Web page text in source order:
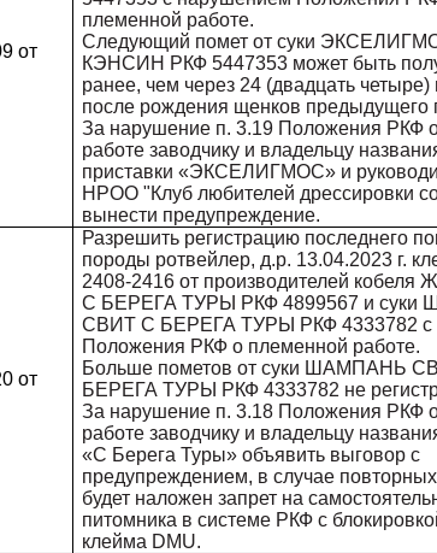
от
племенной работе.
Следующий помет от суки
КЭНСИН РКФ 5447353 может быть
ранее, чем через 24 (двадцать четыре)
после рождения щенков предыдущего
За нарушение п. 3.19 Положения РКФ
работе заводчику и владельцу
приставки «ЭКСЕЛИГМОС» и
НРОО "Клуб любителей дрессировки
вынести предупреждение.
от
Разрешить регистрацию последнего
породы ротвейлер, д.р. 13.04.2023 г.
2408-2416 от производителей
С БЕРЕГА ТУРЫ РКФ 4899567 и
СВИТ С БЕРЕГА ТУРЫ РКФ 4333782 с
Положения РКФ о племенной работе.
Больше пометов от суки ШАМПАНЬ
БЕРЕГА ТУРЫ РКФ 4333782 не
За нарушение п. 3.18 Положения РКФ
работе заводчику и владельцу
«С Берега Туры» объявить выговор с
предупреждением, в случае
будет наложен запрет на
питомника в системе РКФ с
клейма DMU.